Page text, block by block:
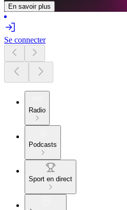
En savoir plus
Se connecter
Radio
Podcasts
Sport en direct